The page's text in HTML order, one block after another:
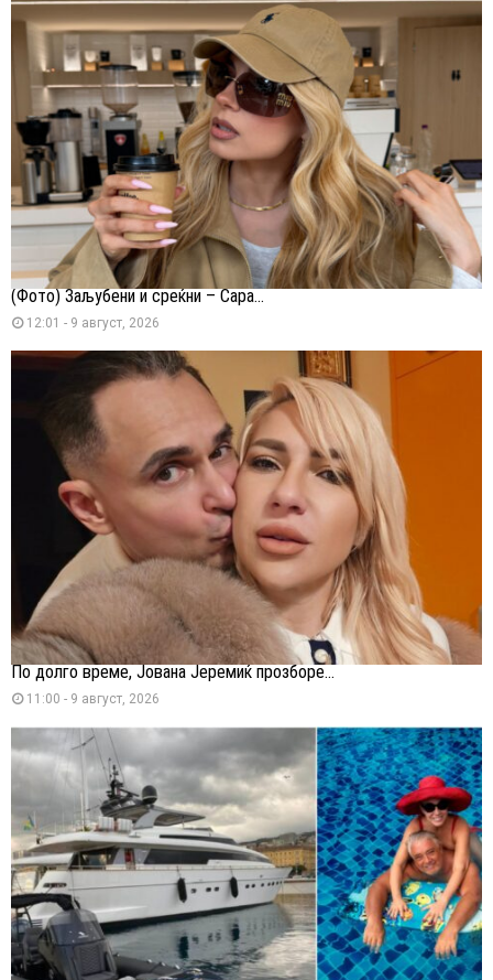
(Фото) Заљубени и среќни – Сара...
12:01 - 9 август, 2026
По долго време, Јована Јеремиќ прозборе...
11:00 - 9 август, 2026